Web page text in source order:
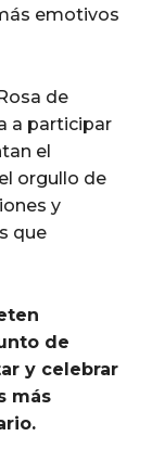
emotivos
de
a participar
el
orgullo de
y
que
de
y celebrar
más